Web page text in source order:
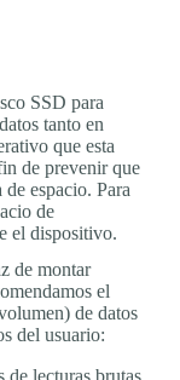
SSD para
tanto en
que esta
de prevenir que
espacio. Para
de
el dispositivo.
de montar
el
de datos
del usuario:
de lecturas brutas